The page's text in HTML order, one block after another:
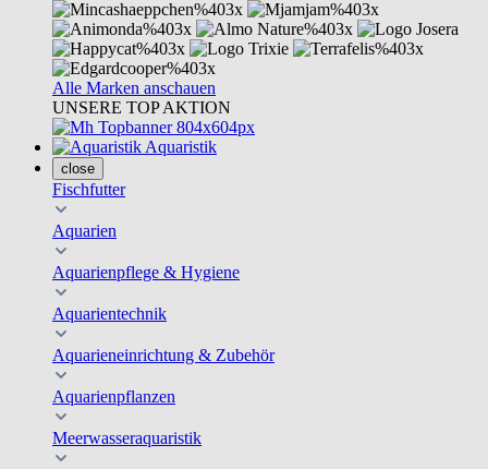
Alle Marken anschauen
UNSERE TOP AKTION
Aquaristik
close
Fischfutter
Aquarien
Aquarienpflege & Hygiene
Aquarientechnik
Aquarieneinrichtung & Zubehör
Aquarienpflanzen
Meerwasseraquaristik